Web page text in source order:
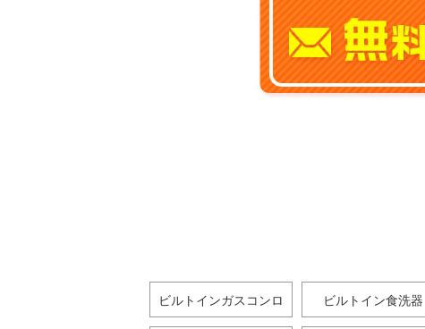
ビルトインガスコンロ ビルトイン食洗器